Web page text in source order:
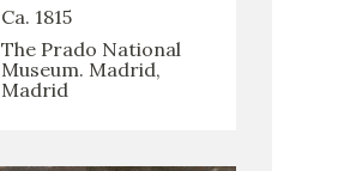
Ca. 1815
The Prado National
Museum. Madrid,
Madrid